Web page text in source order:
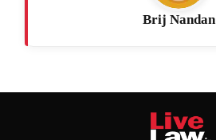
Brij Nandan